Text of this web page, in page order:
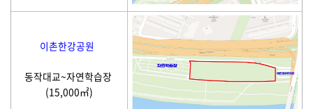
이촌한강공원
동작대교~자연학습장
(15,000㎡)